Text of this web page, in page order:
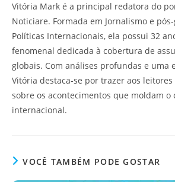
Vitória Mark é a principal redatora do
Noticiare. Formada em Jornalismo e
Políticas Internacionais, ela possui 32
fenomenal dedicada à cobertura de
globais. Com análises profundas e uma
Vitória destaca-se por trazer aos
sobre os acontecimentos que moldam o
internacional.
VOCÊ TAMBÉM PODE GOSTAR